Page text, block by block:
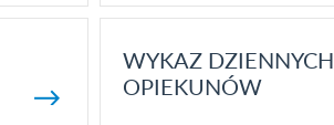
WYKAZ DZIENNYCH
OPIEKUNÓW